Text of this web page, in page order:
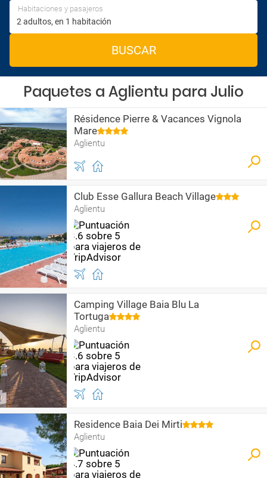
Habitaciones y pasajeros
BUSCAR
Paquetes a Aglientu para Julio
Résidence Pierre & Vacances Vignola
Mare
Aglientu
Club Esse Gallura Beach Village
Aglientu
Camping Village Baia Blu La
Tortuga
Aglientu
Residence Baia Dei Mirti
Aglientu